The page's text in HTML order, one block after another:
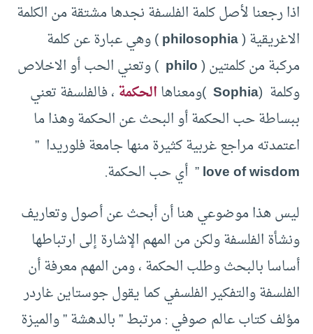
اذا رجعنا لأصل كلمة الفلسفة نجدها مشتقة من الكلمة
الاغريقية (philosophia) وهي عبارة عن كلمة
مركبة من كلمتين (philo ) وتعني الحب أو الاخلاص
وكلمة (Sophia )ومعناهاالحكمة، فالفلسفة تعني
ببساطة حب الحكمة أو البحث عن الحكمة وهذا ما
اعتمدته مراجع غربية كثيرة منها جامعة فلوريدا ”
love of wisdom” أي حب الحكمة.
ليس هذا موضوعي هنا أن أبحث عن أصول وتعاريف
ونشأة الفلسفة ولكن من المهم الإشارة إلى ارتباطها
أساسا بالبحث وطلب الحكمة ، ومن المهم معرفة أن
الفلسفة والتفكير الفلسفي كما يقول جوستاين غاردر
مؤلف كتاب عالم صوفي : مرتبط ” بالدهشة ” والميزة